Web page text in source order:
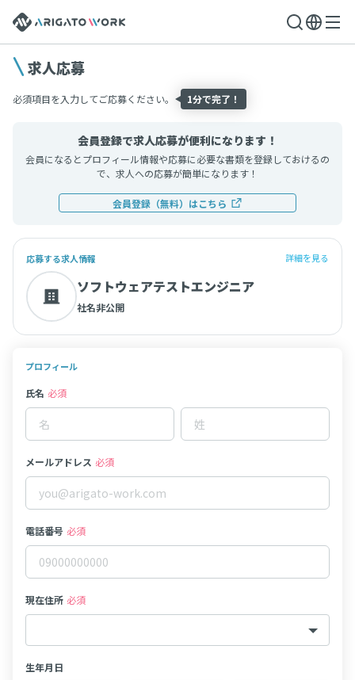
求人応募
必須項目を入力してご応募ください。 1分で完了！
会員登録で求人応募が便利になります！
会員になるとプロフィール情報や応募に必要な書類を登録しておけるの
で、求人への応募が簡単になります！
会員登録（無料）はこちら
応募する求人情報 詳細を見る
ソフトウェアテストエンジニア
社名非公開
プロフィール
氏名 必須
メールアドレス 必須
電話番号 必須
現在住所 必須
生年月日